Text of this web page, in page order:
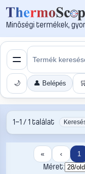
Minőségi termékek,
🌙 👤 Belépés 🛒
1–1 / 1 találat
« ‹ 1
Méret: